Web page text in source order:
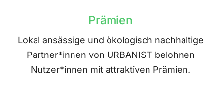
Prämien
Lokal ansässige und ökologisch nachhaltige
Partner*innen von URBANIST belohnen
Nutzer*innen mit attraktiven Prämien.